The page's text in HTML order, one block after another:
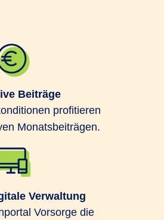
Aufwand für Sie.
möglich.
Beiträge
profitieren
Monatsbeiträgen.
Verwaltung
Vorsorge die